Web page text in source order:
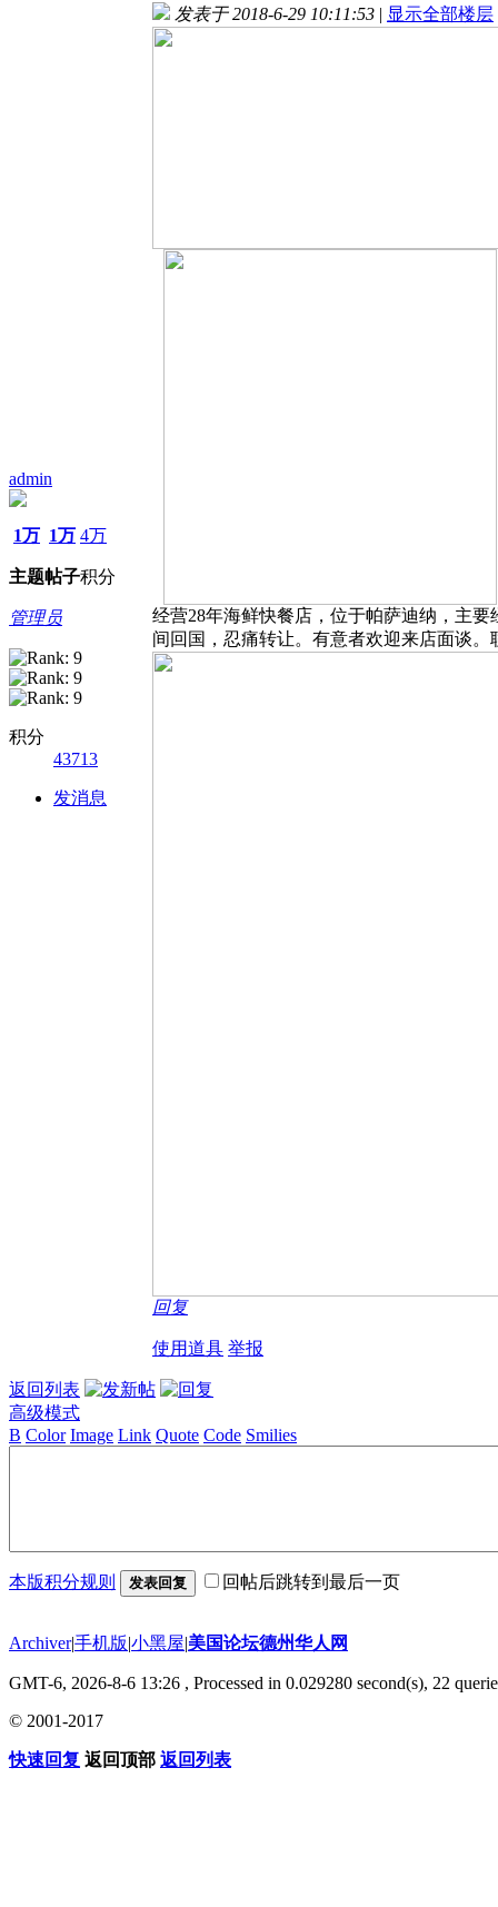
admin
1万
主题
1万
帖子
4万
积分
管理员
积分
43713
发消息
发表于 2018-6-29 10:11:53 | 显示全部楼层
经营28年海鲜快餐店，位于帕萨迪纳，主
间回国，忍痛转让。有意者欢迎来店面谈。
回复
使用道具 举报
返回列表
高级模式
B Color Image Link Quote Code Smilies
本版积分规则 发表回复 回帖后跳转到最后一页
Archiver|手机版|小黑屋|美国论坛德州华人网
GMT-6, 2026-8-6 13:26 , Processed in 0.029280 second(s), 22
© 2001-2017
快速回复 返回顶部 返回列表